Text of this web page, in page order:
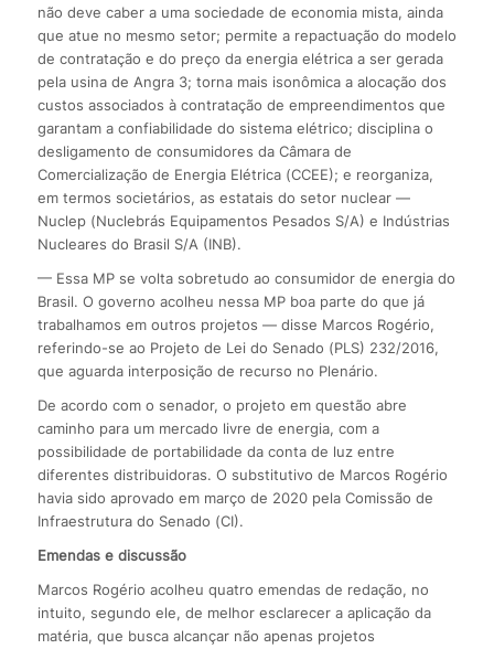
não deve caber a uma sociedade de economia mista, ainda
que atue no mesmo setor; permite a repactuação do modelo
de contratação e do preço da energia elétrica a ser gerada
pela usina de Angra 3; torna mais isonômica a alocação dos
custos associados à contratação de empreendimentos que
garantam a confiabilidade do sistema elétrico; disciplina o
desligamento de consumidores da Câmara de
Comercialização de Energia Elétrica (CCEE); e reorganiza,
em termos societários, as estatais do setor nuclear —
Nuclep (Nuclebrás Equipamentos Pesados S/A) e Indústrias
Nucleares do Brasil S/A (INB).
— Essa MP se volta sobretudo ao consumidor de energia do
Brasil. O governo acolheu nessa MP boa parte do que já
trabalhamos em outros projetos — disse Marcos Rogério,
referindo-se ao Projeto de Lei do Senado (PLS) 232/2016,
que aguarda interposição de recurso no Plenário.
De acordo com o senador, o projeto em questão abre
caminho para um mercado livre de energia, com a
possibilidade de portabilidade da conta de luz entre
diferentes distribuidoras. O substitutivo de Marcos Rogério
havia sido aprovado em março de 2020 pela Comissão de
Infraestrutura do Senado (CI).
Emendas e discussão
Marcos Rogério acolheu quatro emendas de redação, no
intuito, segundo ele, de melhor esclarecer a aplicação da
matéria, que busca alcançar não apenas projetos